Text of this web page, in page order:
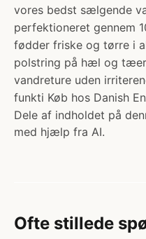
vores bedst sælgende
perfektioneret gennem
fødder friske og tørre i
polstring på hæl og
vandreture uden
funkti Køb hos Danish
Dele af indholdet på
med hjælp fra AI.
Ofte stillede